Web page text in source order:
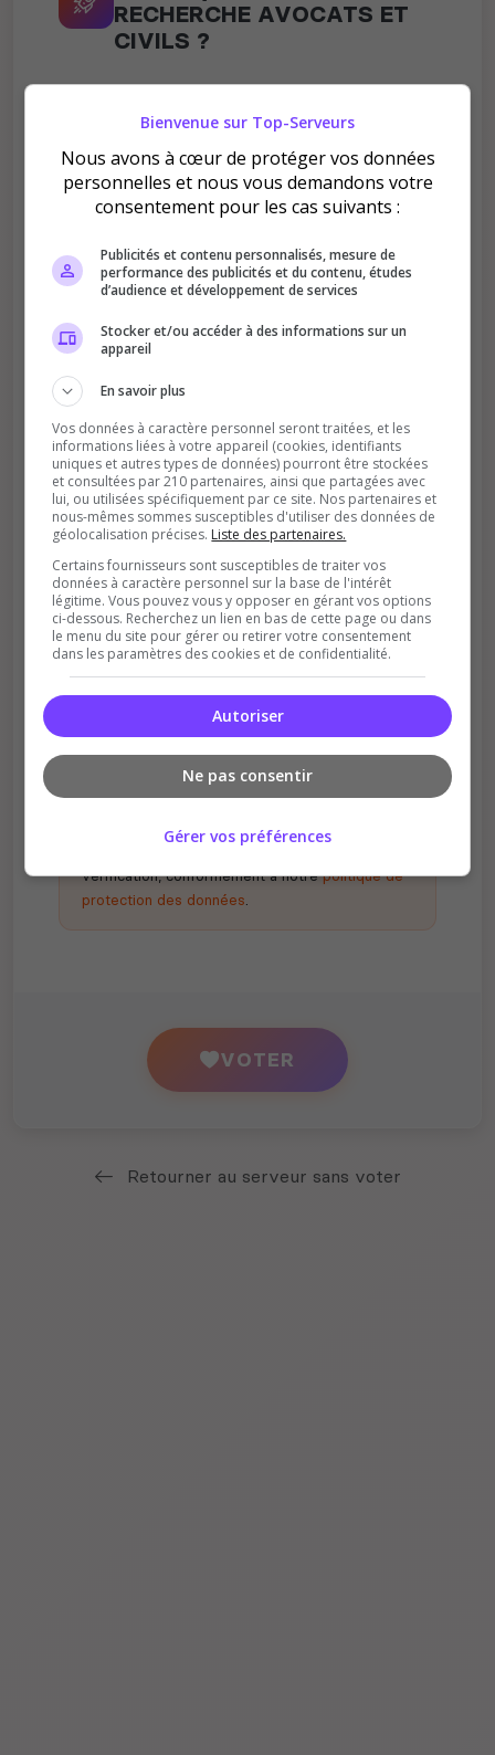
RECHERCHE AVOCATS ET
CIVILS ?
Améliore le classement
classement
Soutient la communauté
Plus de visibilité = plus de joueurs
Récompenses possibles
Certains serveurs offrent des bonus aux
votants
En votant, vous acceptez de nous partager
votre adresse IP à des fins d'analyse et de
vérification, conformément à notrepolitique de
protection des données.
VOTER
Retourner au serveur sans voter
Bienvenue sur Top-Serveurs
Nous avons à cœur de protéger vos données
personnelles et nous vous demandons votre
consentement pour les cas suivants :
Publicités et contenu personnalisés, mesure de
performance des publicités et du contenu, études
d’audience et développement de services
Stocker et/ou accéder à des informations sur un
appareil
En savoir plus
Vos données à caractère personnel seront traitées, et les
informations liées à votre appareil (cookies, identifiants
uniques et autres types de données) pourront être stockées
et consultées par 210 partenaires, ainsi que partagées avec
lui, ou utilisées spécifiquement par ce site. Nos partenaires et
nous-mêmes sommes susceptibles d'utiliser des données de
géolocalisation précises. Liste des partenaires.
Certains fournisseurs sont susceptibles de traiter vos
données à caractère personnel sur la base de l'intérêt
légitime. Vous pouvez vous y opposer en gérant vos options
ci-dessous. Recherchez un lien en bas de cette page ou dans
le menu du site pour gérer ou retirer votre consentement
dans les paramètres des cookies et de confidentialité.
Autoriser
Ne pas consentir
Gérer vos préférences